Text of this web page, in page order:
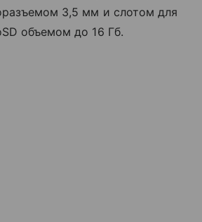
3,5 мм и слотом для
объемом до 16 Гб.